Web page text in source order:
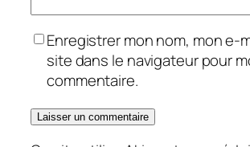
Enregistrer mon nom, mon e-
site dans le navigateur pour
commentaire.